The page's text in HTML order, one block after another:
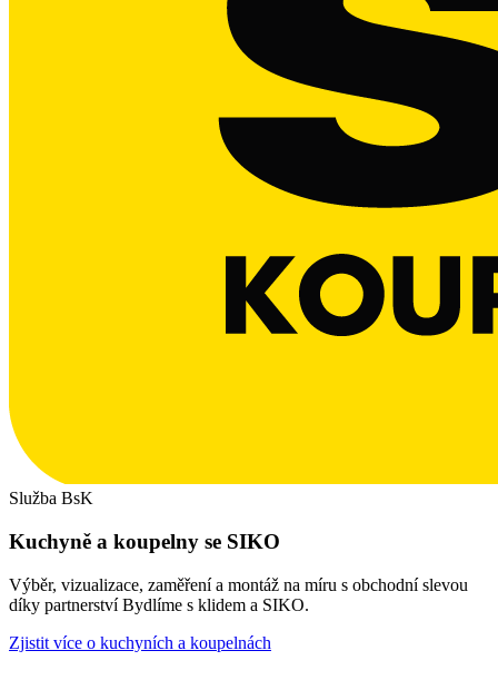
Služba BsK
Kuchyně a koupelny se SIKO
Výběr, vizualizace, zaměření a montáž na míru s obchodní slevou
díky partnerství Bydlíme s klidem a SIKO.
Zjistit více o kuchyních a koupelnách